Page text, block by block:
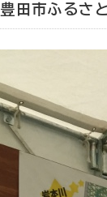
豊田市ふるさ